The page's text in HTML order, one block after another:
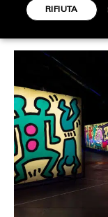
ART & DESIGN
20 DICEMBRE 2023
RIFIUTA